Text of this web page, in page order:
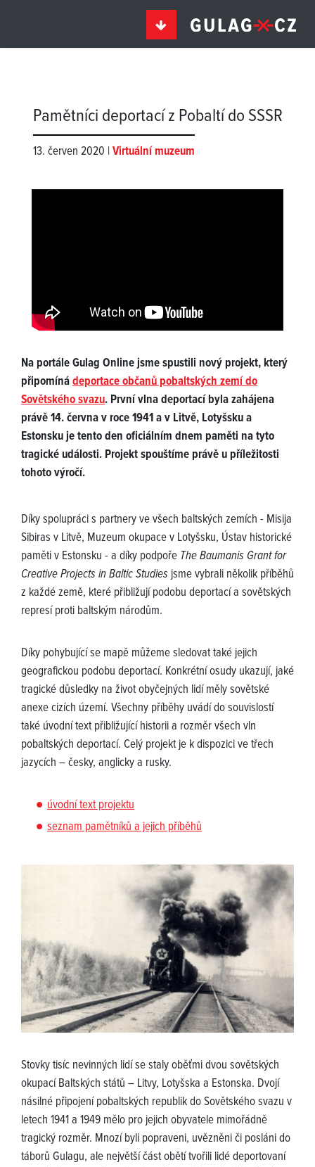
Pamětníci deportací z Pobaltí do SSSR
13. červen 2020 | Virtuální muzeum
Na portále Gulag Online jsme spustili nový projekt, který
připomínádeportace občanů pobaltských zemí do
Sovětského svazu. První vlna deportací byla zahájena
právě 14. června v roce 1941 a v Litvě, Lotyšsku a
Estonsku je tento den oficiálním dnem paměti na tyto
tragické události. Projekt spouštíme právě u příležitosti
tohoto výročí.
Díky spolupráci s partnery ve všech baltských zemích - Misija
Sibiras v Litvě, Muzeum okupace v Lotyšsku, Ústav historické
paměti v Estonsku - a díky podpoře The Baumanis Grant for
Creative Projects in Baltic Studiesjsme vybrali několik příběhů
z každé země, které přibližují podobu deportací a sovětských
represí proti baltským národům.
Díky pohybující se mapě můžeme sledovat také jejich
geografickou podobu deportací. Konkrétní osudy ukazují, jaké
tragické důsledky na život obyčejných lidí měly sovětské
anexe cizích území. Všechny příběhy uvádí do souvislostí
také úvodní text přibližující historii a rozměr všech vln
pobaltských deportací. Celý projekt je k dispozici ve třech
jazycích – česky, anglicky a rusky.
úvodní text projektu
seznam pamětníků a jejich příběhů
Stovky tisíc nevinných lidí se staly oběťmi dvou sovětských
okupací Baltských států – Litvy, Lotyšska a Estonska. Dvojí
násilné připojení pobaltských republik do Sovětského svazu v
letech 1941 a 1949 mělo pro jejich obyvatele mimořádně
tragický rozměr. Mnozí byli popraveni, uvězněni či posláni do
táborů Gulagu, ale největší část obětí tvořili lidé deportovaní